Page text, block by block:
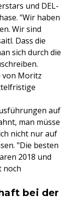
und DEL-
"Wir haben
Wir sind
Dass die
sich durch die
von Moritz
auf
man müsse
nicht nur auf
"Die besten
2018 und
noch
bei der